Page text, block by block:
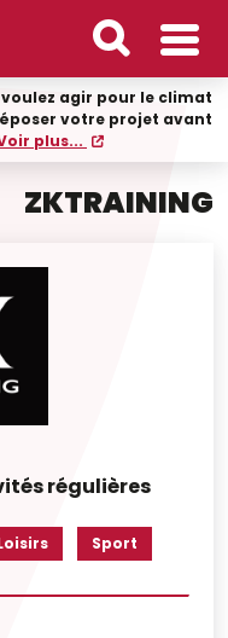
voulez agir pour le climat
votre projet avant
plus...
ZKTRAINING
régulières
Sport